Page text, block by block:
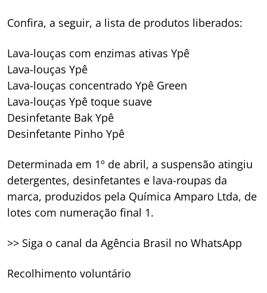
Confira, a seguir, a lista de produtos liberados:
Lava-louças com enzimas ativas Ypê
Lava-louças Ypê
Lava-louças concentrado Ypê Green
Lava-louças Ypê toque suave
Desinfetante Bak Ypê
Desinfetante Pinho Ypê
Determinada em 1º de abril, a suspensão atingiu
detergentes, desinfetantes e lava-roupas da
marca, produzidos pela Química Amparo Ltda, de
lotes com numeração final 1.
>> Siga o canal da Agência Brasil no WhatsApp
Recolhimento voluntário